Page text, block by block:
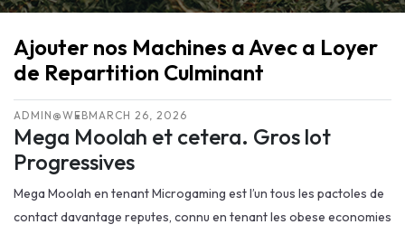
Ajouter nos Machines a Avec a Loyer
de Repartition Culminant
ADMIN@WEBMARCH 26, 2026
Mega Moolah et cetera. Gros lot
Progressives
Mega Moolah en tenant Microgaming est l’un tous les pactoles de
contact davantage reputes, connu en tenant les obese economies